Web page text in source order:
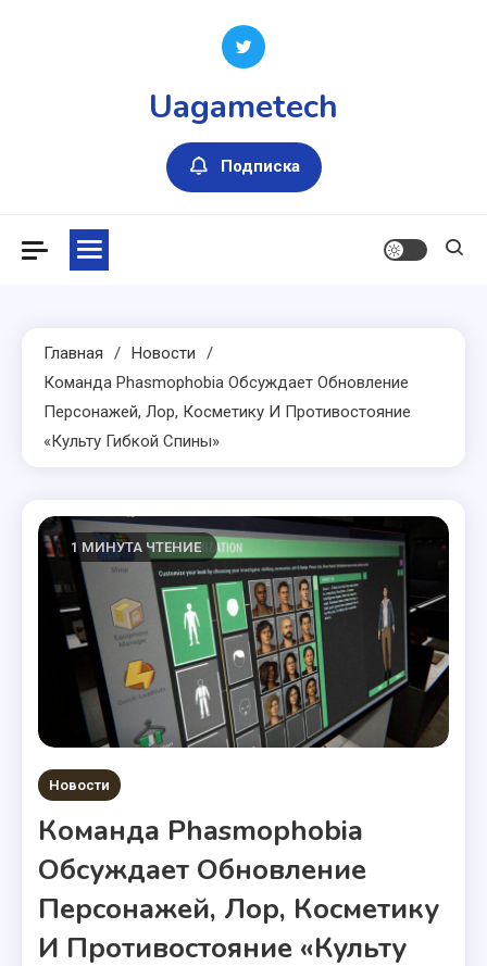
Uagametech
Подписка
Главная
Новости
Команда Phasmophobia Обсуждает Обновление
Персонажей, Лор, Косметику И Противостояние
«Культу Гибкой Спины»
1 МИНУТА ЧТЕНИЕ
Новости
Команда Phasmophobia
Обсуждает Обновление
Персонажей, Лор, Косметику
И Противостояние «Культу